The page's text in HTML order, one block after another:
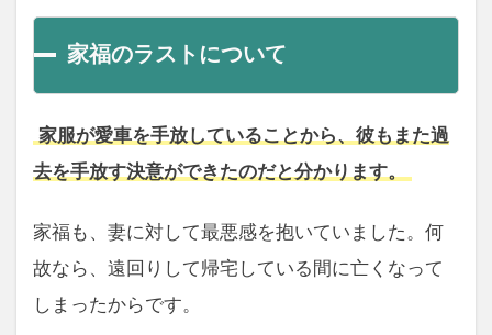
家福のラストについて
家服が愛車を手放していることから、彼もまた過
去を手放す決意ができたのだと分かります。
家福も、妻に対して最悪感を抱いていました。何
故なら、遠回りして帰宅している間に亡くなって
しまったからです。